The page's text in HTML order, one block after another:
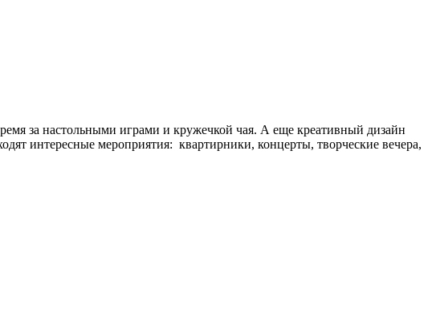
за настольными играми и кружечкой чая. А еще креативный дизайн
интересные мероприятия: квартирники, концерты, творческие вечера,